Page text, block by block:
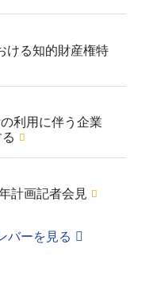
ける知的財産権特
利用に伴う企業
計画記者会見
バーを見る